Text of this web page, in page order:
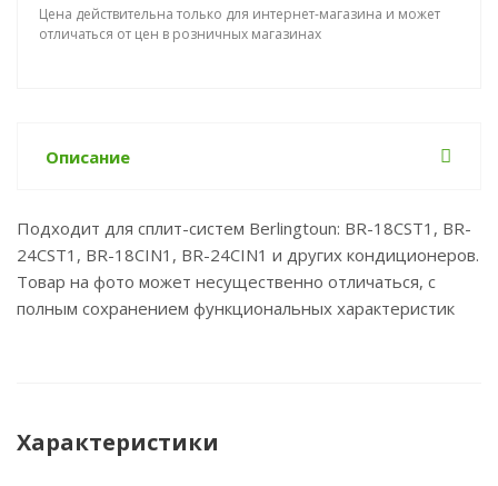
Цена действительна только для интернет-магазина и может
отличаться от цен в розничных магазинах
Описание
Подходит для сплит-систем Berlingtoun: BR-18CST1, BR-
24CST1, BR-18CIN1, BR-24CIN1 и других кондиционеров.
Товар на фото может несущественно отличаться, с
полным сохранением функциональных характеристик
Характеристики